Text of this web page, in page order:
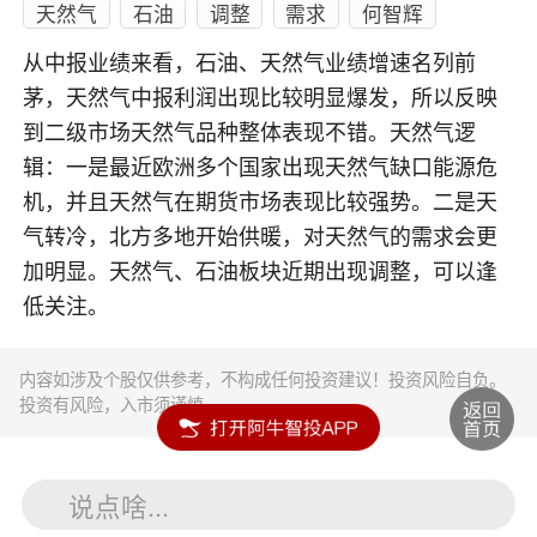
天然气 石油 调整 需求 何智辉
从中报业绩来看，石油、天然气业绩增速名列前
茅，天然气中报利润出现比较明显爆发，所以反映
到二级市场天然气品种整体表现不错。天然气逻
辑：一是最近欧洲多个国家出现天然气缺口能源危
机，并且天然气在期货市场表现比较强势。二是天
气转冷，北方多地开始供暖，对天然气的需求会更
加明显。天然气、石油板块近期出现调整，可以逢
低关注。
内容如涉及个股仅供参考，不构成任何投资建议！投资风险自负。
投资有风险，入市须谨慎。
说点啥...